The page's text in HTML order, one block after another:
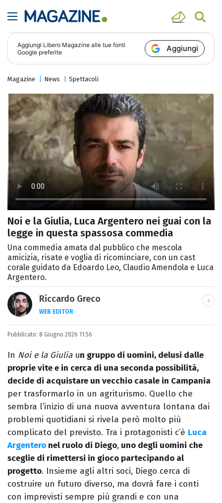
Aggiungi Libero Magazine alle tue fonti
Google preferite
Aggiungi
Magazine News Spettacoli
Noi e la Giulia, Luca Argentero nei guai con la
legge in questa spassosa commedia
Una commedia amata dal pubblico che mescola
amicizia, risate e voglia di ricominciare, con un cast
corale guidato da Edoardo Leo, Claudio Amendola e Luca
Argentero.
Riccardo Greco
WEB EDITOR
LINKEDIN
Si avvicina all'editoria studiando all'IED
come Fashion Editor. Si specializza poi in
Comunicazione digitale, Giornalismo e
Nuovi media presso La Sapienza,
collaborando con alcune testate ed uffici
stampa.
Pubblicato: 8 Giugno 2026 11:56
In Noi e la Giuliaun gruppo di uomini, delusi dalle
proprie vite e in cerca di una seconda possibilità,
decide di acquistare un vecchio casale in Campania
per trasformarlo in un agriturismo. Quello che
sembra l’inizio di una nuova avventura lontana dai
problemi quotidiani si rivela però molto più
complicato del previsto. Tra i protagonisti c’è Luca
Argentero nel ruolo di Diego, uno degli uomini che
sceglie di rimettersi in gioco partecipando al
progetto. Insieme agli altri soci, Diego cerca di
costruire un futuro diverso, ma dovrà fare i conti
con imprevisti sempre più grandi e con una